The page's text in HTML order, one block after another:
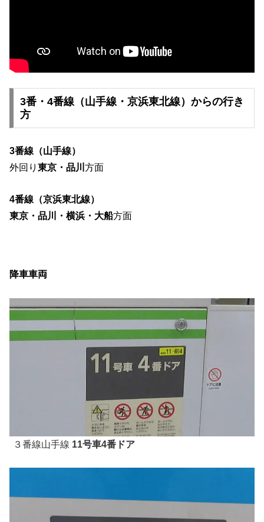
3番・4番線（山手線・京浜東北線）からの行き
方
3番線（山手線）
外回り 東京・品川 方面
4番線（京浜東北線）
東京・品川・横浜・大船方面
降車車両
３番線山手線 11号車4番ドア